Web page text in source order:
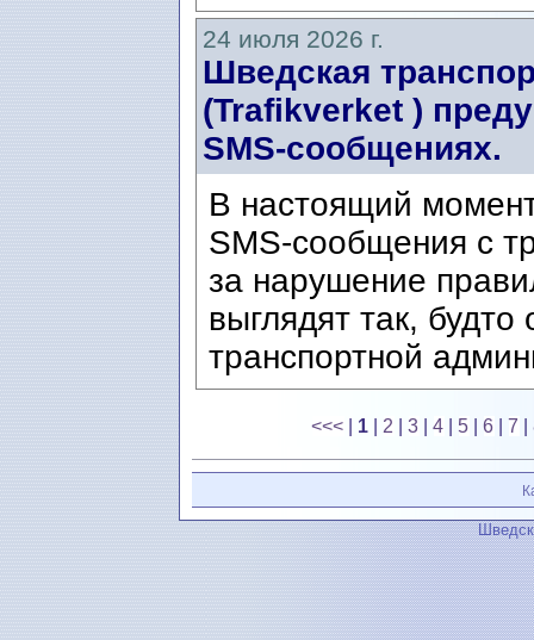
24 июля 2026 г.
Шведская
(Trafikverket )
SMS-сообщениях.
В настоящий
SMS-сообщения с
за нарушение
выглядят так,
транспортной
<<< 1 2 |3 |4 5 |6 |7 |